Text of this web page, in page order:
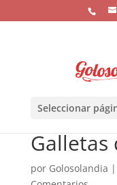
Seleccionar
Galletas
por Golosolandia |